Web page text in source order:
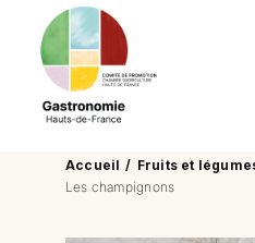
contenu
Produits du terroir
Boutiques de nos terroirs
Accueil Fruits et
Les champignons